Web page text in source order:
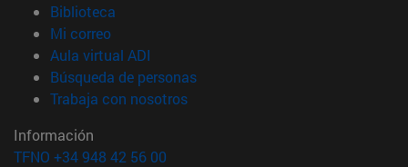
Biblioteca
Mi correo(abre en nueva ventana)
Aula virtual ADI
Búsqueda de personas(abre en nueva ventana)
Trabaja con nosotros(abre en nueva ventana)
Información
TFNO +34 948 42 56 00